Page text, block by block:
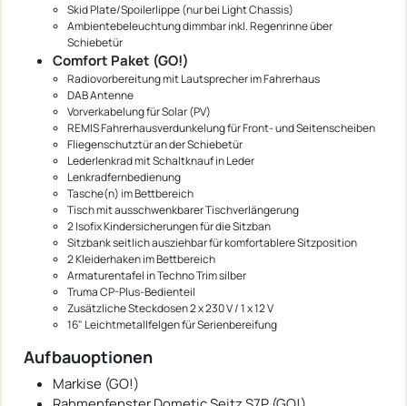
Skid Plate/Spoilerlippe (nur bei Light Chassis)
Ambientebeleuchtung dimmbar inkl. Regenrinne über
Schiebetür
Comfort Paket (GO!)
Radiovorbereitung mit Lautsprecher im Fahrerhaus
DAB Antenne
Vorverkabelung für Solar (PV)
REMIS Fahrerhausverdunkelung für Front- und Seitenscheiben
Fliegenschutztür an der Schiebetür
Lederlenkrad mit Schaltknauf in Leder
Lenkradfernbedienung
Tasche(n) im Bettbereich
Tisch mit ausschwenkbarer Tischverlängerung
2 Isofix Kindersicherungen für die Sitzban
Sitzbank seitlich ausziehbar für komfortablere Sitzposition
2 Kleiderhaken im Bettbereich
Armaturentafel in Techno Trim silber
Truma CP-Plus-Bedienteil
Zusätzliche Steckdosen 2 x 230 V / 1 x 12 V
16" Leichtmetallfelgen für Serienbereifung
Aufbauoptionen
Markise (GO!)